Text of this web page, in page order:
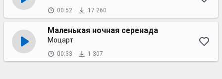
00:52 17 260
Маленькая ночная серенада
Моцарт
00:33 1 307